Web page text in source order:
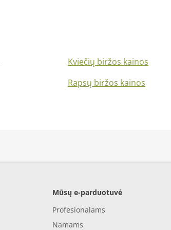
Kviečių biržos kainos
Rapsų biržos kainos
Mūsų e-parduotuvė
Profesionalams
Namams